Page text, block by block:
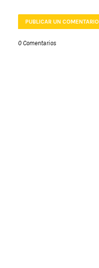
PUBLICAR UN COMENTARIO
0 Comentarios